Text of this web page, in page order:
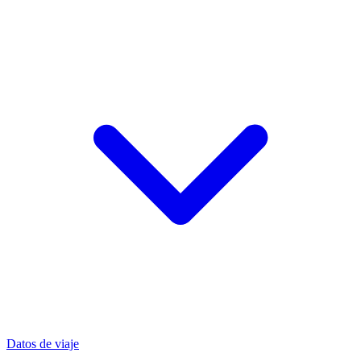
Datos de viaje